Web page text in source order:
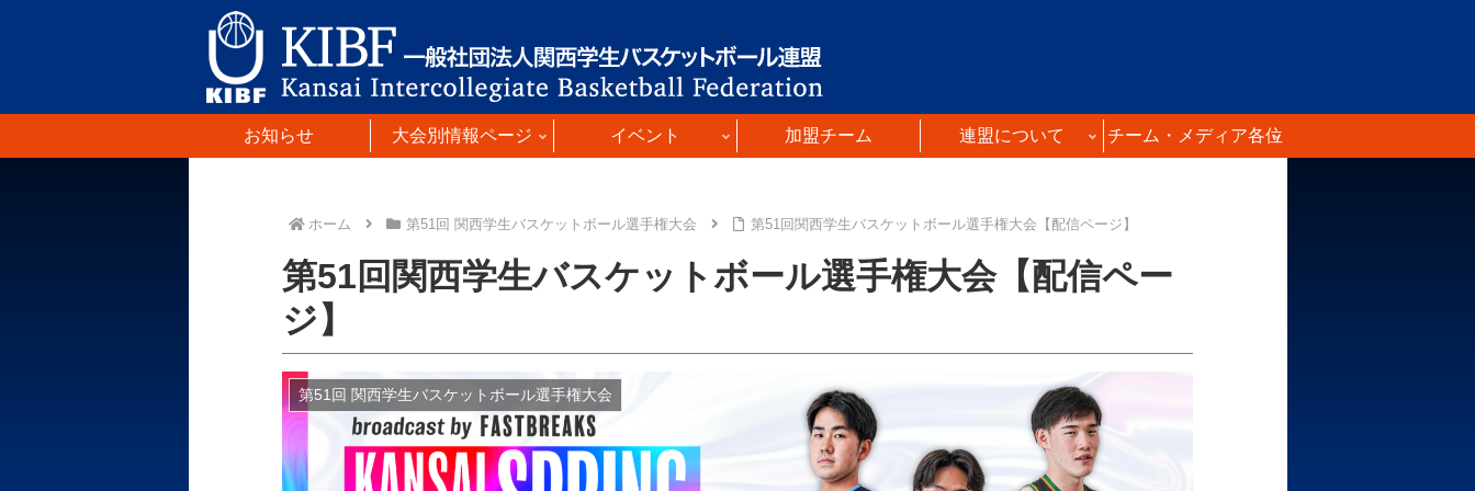
お知らせ 大会別情報ページ イベント 加盟チーム 連盟について チーム・メディア各位
ホーム 第51回 関西学生バスケットボール選手権大会 第51回関西学生バスケットボール選手権大会【配信ページ】
第51回関西学生バスケットボール選手権大会【配信ペー
ジ】
第51回 関西学生バスケットボール選手権大会